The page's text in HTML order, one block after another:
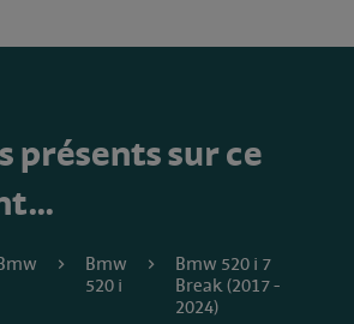
présents sur ce
Bmw
520 i
Bmw 520 i 7
Break (2017 -
2024)